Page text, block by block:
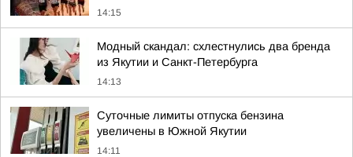
14:15
Модный скандал: схлестнулись два бренда
из Якутии и Санкт-Петербурга
14:13
Суточные лимиты отпуска бензина
увеличены в Южной Якутии
14:11